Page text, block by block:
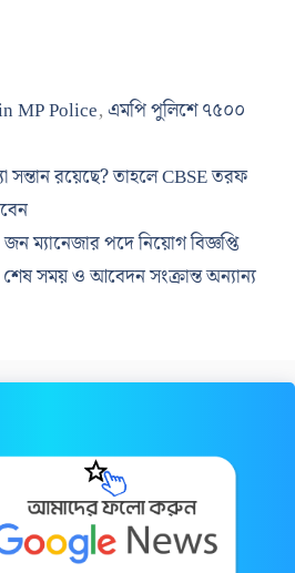
MP Police,এমপি পুলিশে ৭৫০০
সন্তান রয়েছে? তাহলে CBSE তরফ
ম্যানেজার পদে নিয়োগ বিজ্ঞপ্তি
সময় ও আবেদন সংক্রান্ত অন্যান্য